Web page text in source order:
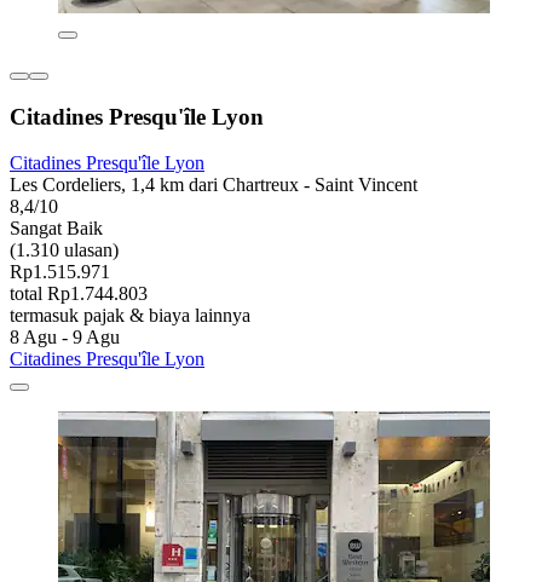
Citadines Presqu'île Lyon
Citadines Presqu'île Lyon
Les Cordeliers, 1,4 km dari Chartreux - Saint Vincent
8,4/10
Sangat Baik
(1.310 ulasan)
Rp1.515.971
total Rp1.744.803
termasuk pajak & biaya lainnya
8 Agu - 9 Agu
Citadines Presqu'île Lyon